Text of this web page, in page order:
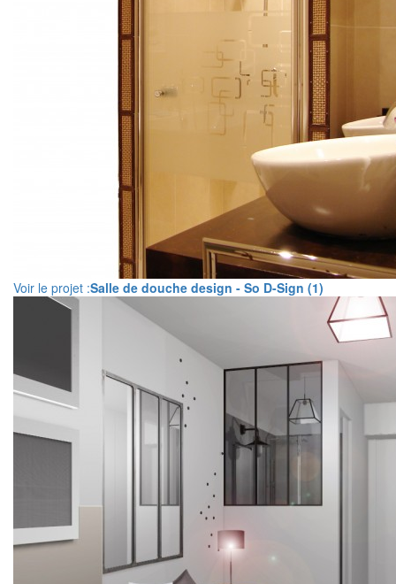
Voir le projet :Salle de douche design - So D-Sign (1)